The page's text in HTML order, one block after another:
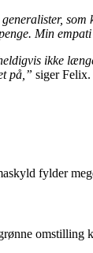
Min
ikke
på,” siger Felix.
fylder